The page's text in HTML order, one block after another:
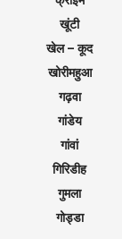
खूंटी
खेल – कूद
खोरीमहुआ
गढ़वा
गांडेय
गांवां
गिरिडीह
गुमला
गोड्डा